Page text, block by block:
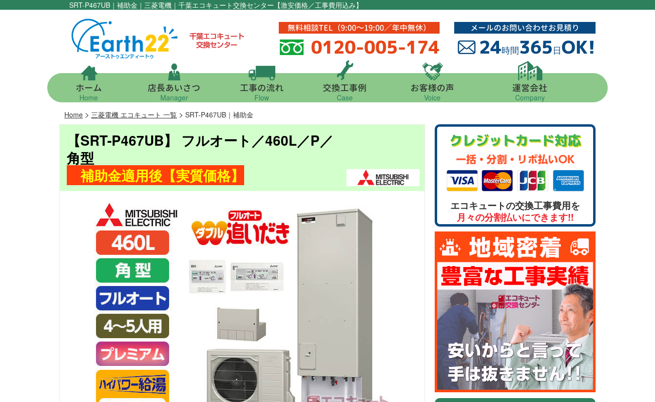
SRT-P467UB｜補助金｜三菱電機｜千葉エコキュート交換センター【激安価格／工事費用込み】
無料相談TEL（9:00～19:00／年中無休）
0120-005-174
メールのお問い合わせお見積り
24時間365日OK!
ホーム
Home
店長あいさつ
Manager
工事の流れ
Flow
交換工事例
Case
お客様の声
Voice
運営会社
Company
Home > 三菱電機 エコキュート 一覧 > SRT-P467UB｜補助金
【SRT-P467UB】 フルオート／460L／P／
角型
補助金適用後【実質価格】
クレジットカード対応
エコキュートの交換工事費用を
月々の分割払いにできます!!